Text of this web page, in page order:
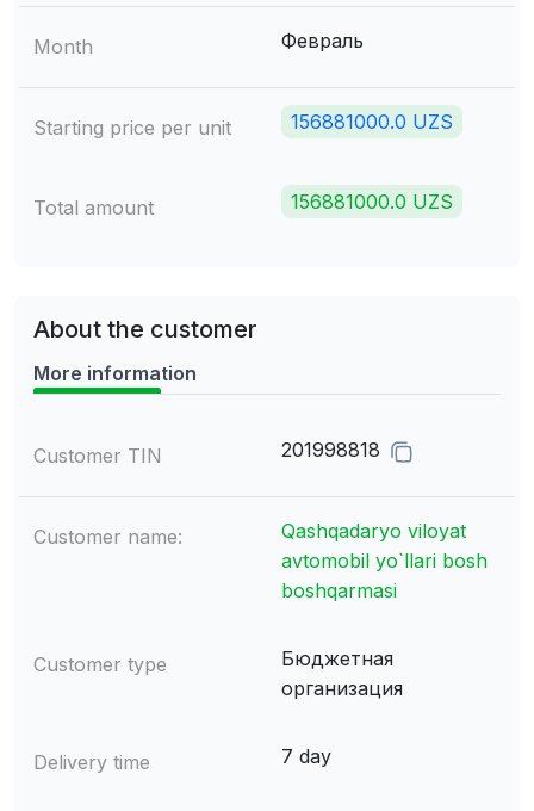
Month Февраль
Starting price per unit 156881000.0 UZS
Total amount 156881000.0 UZS
About the customer
More information
Customer TIN 201998818
Customer name:
Qashqadaryo viloyat
avtomobil yo`llari bosh
boshqarmasi
Customer type
Бюджетная
организация
Delivery time 7 day